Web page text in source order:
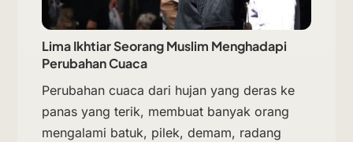
Lima Ikhtiar Seorang Muslim Menghadapi
Perubahan Cuaca
Perubahan cuaca dari hujan yang deras ke
panas yang terik, membuat banyak orang
mengalami batuk, pilek, demam, radang